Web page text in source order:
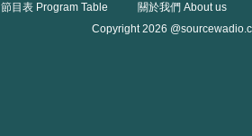
節目表 Program Table
關於我們 About us
Copyright 2026